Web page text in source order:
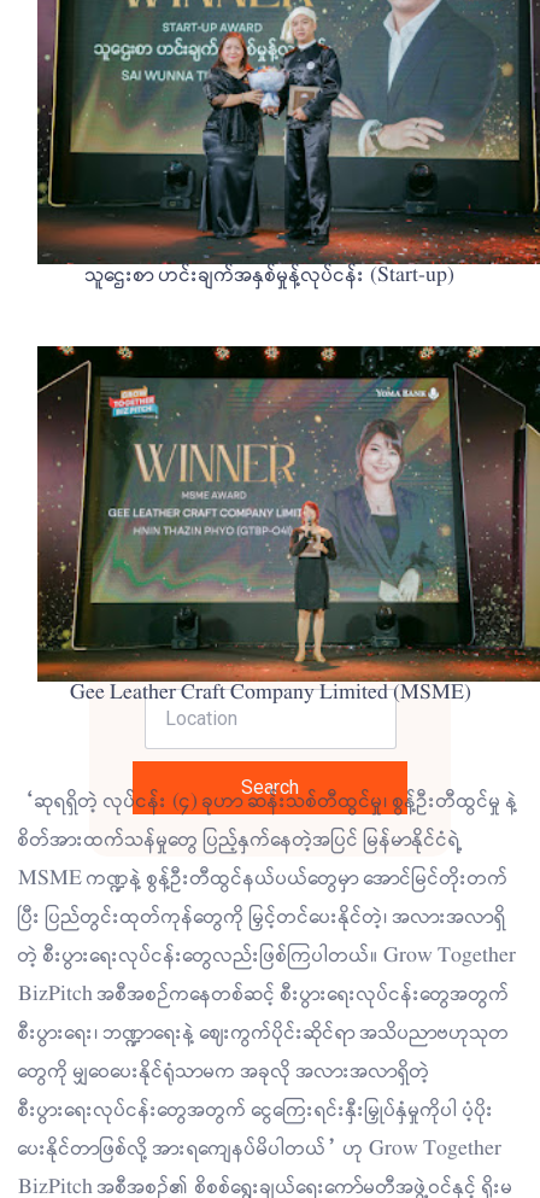
Search
သူဌေးစာ ဟင်းချက်အနှစ်မှုန့်လုပ်ငန်း (Start-up)
Gee Leather Craft Company Limited (MSME)
“ဆုရရှိတဲ့ လုပ်ငန်း (၄) ခုဟာ ဆန်းသစ်တီထွင်မှု၊ စွန့်ဦးတီထွင်မှု နဲ့
စိတ်အားထက်သန်မှုတွေ ပြည့်နှက်နေတဲ့အပြင် မြန်မာနိုင်ငံရဲ့
MSME ကဏ္ဍနဲ့ စွန့်ဦးတီထွင်နယ်ပယ်တွေမှာ အောင်မြင်တိုးတက်
ပြီး ပြည်တွင်းထုတ်ကုန်တွေကို မြှင့်တင်ပေးနိုင်တဲ့၊ အလားအလာရှိ
တဲ့ စီးပွားရေးလုပ်ငန်းတွေလည်းဖြစ်ကြပါတယ်။ Grow Together
BizPitch အစီအစဉ်ကနေတစ်ဆင့် စီးပွားရေးလုပ်ငန်းတွေအတွက်
စီးပွားရေး၊ ဘဏ္ဍာရေးနဲ့ ဈေးကွက်ပိုင်းဆိုင်ရာ အသိပညာဗဟုသုတ
တွေကို မျှဝေပေးနိုင်ရုံသာမက အခုလို အလားအလာရှိတဲ့
စီးပွားရေးလုပ်ငန်းတွေအတွက် ငွေကြေးရင်းနှီးမြှုပ်နှံမှုကိုပါ ပံ့ပိုး
ပေးနိုင်တာဖြစ်လို့ အားရကျေနပ်မိပါတယ်” ဟု Grow Together
BizPitch အစီအစဉ်၏ စိစစ်ရွေးချယ်ရေးကော်မတီအဖွဲ့ဝင်နှင့် ရိုးမ